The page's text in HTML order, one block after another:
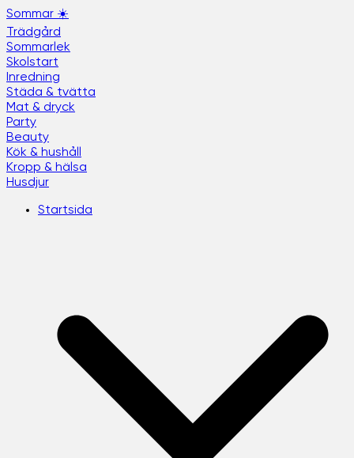
Sommar ☀️
Trädgård
Sommarlek
Skolstart
Inredning
Städa & tvätta
Mat & dryck
Party
Beauty
Kök & hushåll
Kropp & hälsa
Husdjur
Startsida